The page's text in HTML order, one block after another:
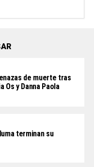
de muerte tras
Os y Danna Paola
terminan su